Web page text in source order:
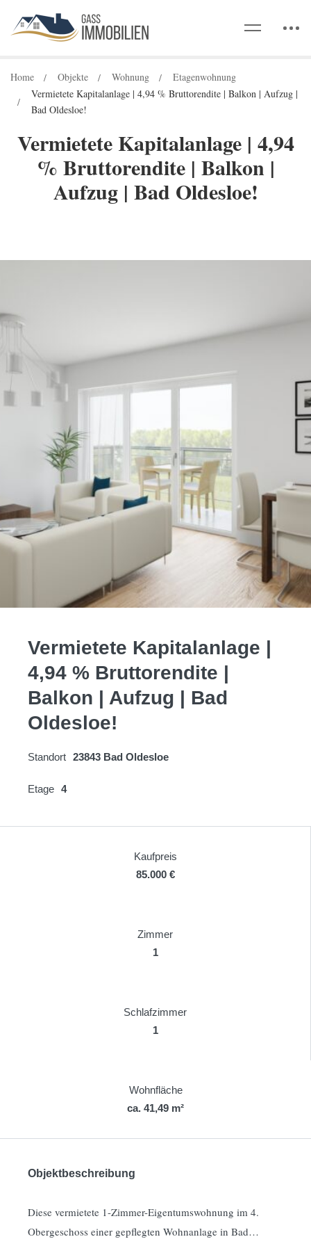
Vermietete Kapitalanlage | 4,94
% Bruttorendite | Balkon |
Aufzug | Bad Oldesloe!
Home Objekte Wohnung
Etagenwohnung
Vermietete Kapitalanlage | 4,94 % Bruttorendite | Balkon | Aufzug |
Bad Oldesloe!
Vermietete Kapitalanlage |
4,94 % Bruttorendite |
Balkon | Aufzug | Bad
Oldesloe!
Standort 23843 Bad Oldesloe
Etage 4
Kaufpreis
85.000 €
Zimmer
1
Schlafzimmer
1
Wohnfläche
ca. 41,49 m²
Objektbeschreibung
Diese vermietete 1-Zimmer-Eigentumswohnung im 4.
Obergeschoss einer gepflegten Wohnanlage in Bad